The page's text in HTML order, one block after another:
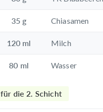
35 g Chiasamen
120 ml Milch
80 ml Wasser
für die 2. Schicht